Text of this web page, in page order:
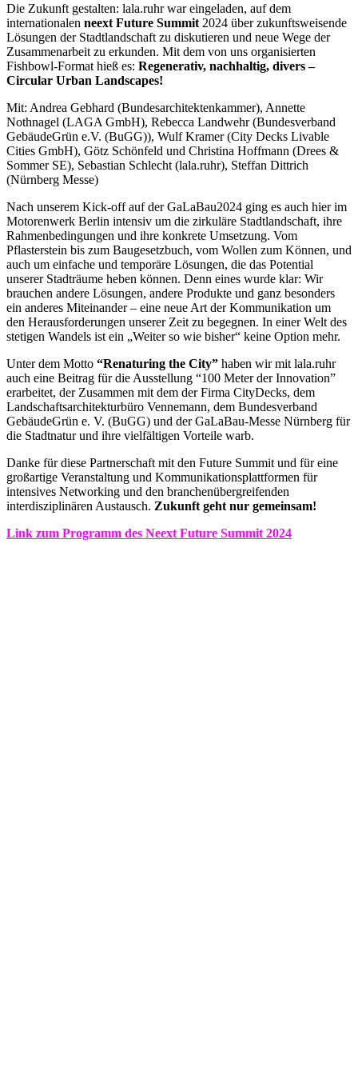
Die Zukunft gestalten: lala.ruhr war eingeladen, auf dem
internationalen neext Future Summit 2024 über zukunftsweisende
Lösungen der Stadtlandschaft zu diskutieren und neue Wege der
Zusammenarbeit zu erkunden. Mit dem von uns organisierten
Fishbowl-Format hieß es: Regenerativ, nachhaltig, divers –
Circular Urban Landscapes!
Mit: Andrea Gebhard (Bundesarchitektenkammer), Annette
Nothnagel (LAGA GmbH), Rebecca Landwehr (Bundesverband
GebäudeGrün e.V. (BuGG)), Wulf Kramer (City Decks Livable
Cities GmbH), Götz Schönfeld und Christina Hoffmann (Drees &
Sommer SE), Sebastian Schlecht (lala.ruhr), Steffan Dittrich
(Nürnberg Messe)
Nach unserem Kick-off auf der GaLaBau2024 ging es auch hier im
Motorenwerk Berlin intensiv um die zirkuläre Stadtlandschaft, ihre
Rahmenbedingungen und ihre konkrete Umsetzung. Vom
Pflasterstein bis zum Baugesetzbuch, vom Wollen zum Können, und
auch um einfache und temporäre Lösungen, die das Potential
unserer Stadträume heben können. Denn eines wurde klar: Wir
brauchen andere Lösungen, andere Produkte und ganz besonders
ein anderes Miteinander – eine neue Art der Kommunikation um
den Herausforderungen unserer Zeit zu begegnen. In einer Welt des
stetigen Wandels ist ein „Weiter so wie bisher“ keine Option mehr.
Unter dem Motto “Renaturing the City” haben wir mit lala.ruhr
auch eine Beitrag für die Ausstellung “100 Meter der Innovation”
erarbeitet, der Zusammen mit dem der Firma CityDecks, dem
Landschaftsarchitekturbüro Vennemann, dem Bundesverband
GebäudeGrün e. V. (BuGG) und der GaLaBau-Messe Nürnberg für
die Stadtnatur und ihre vielfältigen Vorteile warb.
Danke für diese Partnerschaft mit den Future Summit und für eine
großartige Veranstaltung und Kommunikationsplattformen für
intensives Networking und den branchenübergreifenden
interdisziplinären Austausch. Zukunft geht nur gemeinsam!
Link zum Programm des Neext Future Summit 2024